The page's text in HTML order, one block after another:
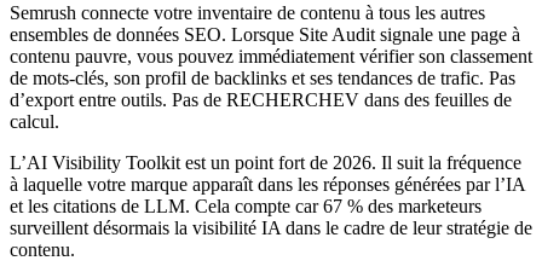
Semrush connecte votre inventaire de contenu à tous les autres
ensembles de données SEO. Lorsque Site Audit signale une page à
contenu pauvre, vous pouvez immédiatement vérifier son classement
de mots-clés, son profil de backlinks et ses tendances de trafic. Pas
d’export entre outils. Pas de RECHERCHEV dans des feuilles de
calcul.
L’AI Visibility Toolkit est un point fort de 2026. Il suit la fréquence
à laquelle votre marque apparaît dans les réponses générées par l’IA
et les citations de LLM. Cela compte car 67 % des marketeurs
surveillent désormais la visibilité IA dans le cadre de leur stratégie de
contenu.